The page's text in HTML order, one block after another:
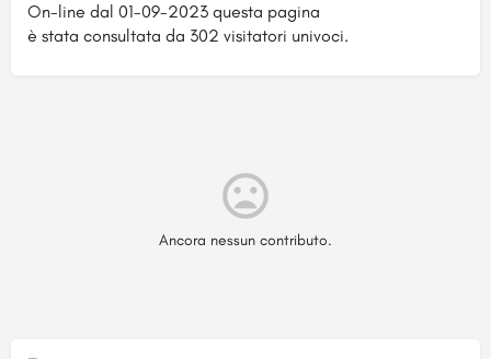
On-line dal 01-09-2023 questa pagina
è stata consultata da 302 visitatori univoci.
Ancora nessun contributo.